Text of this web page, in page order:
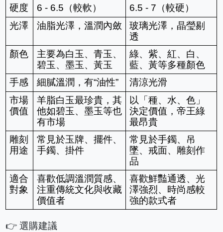
硬度 6 - 6.5（較軟）
6.5 - 7（較硬）
光澤
油脂光澤，溫潤內斂
玻璃光澤，晶瑩剔
透
顏色
主要為白玉、青玉、
碧玉、墨玉、黃玉
綠、紫、紅、白、
藍、黃等多種顏色
手感
細膩溫潤，有“油性”
清涼光滑
市場
價值
羊脂白玉最珍貴，其
他如碧玉、墨玉等也
有市場
以「種、水、色」
決定價值，帝王綠
最昂貴
雕刻
用途
常見於玉牌、擺件、
手鐲、掛件
常見於手鐲、吊
墜、戒面、雕刻作
品
適合
對象
喜歡低調溫潤質感、
注重傳統文化與收藏
價值者
喜歡鮮豔通透、光
澤強烈、時尚感較
強的款式者
👉 選購建議